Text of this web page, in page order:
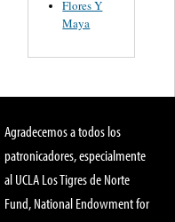
Flores Y
Maya
Agradecemos a todos los
patronicadores, especialmente
al UCLA Los Tigres de Norte
Fund, National Endowment for